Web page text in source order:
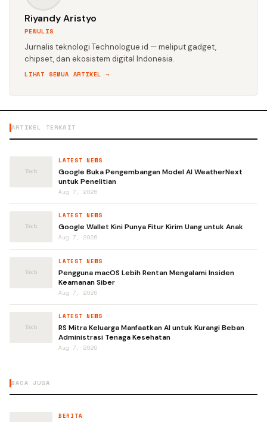
Riyandy Aristyo
PENULIS
Jurnalis teknologi Technologue.id — meliput gadget,
chipset, dan ekosistem digital Indonesia.
LIHAT SEMUA ARTIKEL →
ARTIKEL TERKAIT
LATEST NEWS
Google Buka Pengembangan Model AI WeatherNext
untuk Penelitian
Aug 7, 2026
LATEST NEWS
Google Wallet Kini Punya Fitur Kirim Uang untuk Anak
Aug 7, 2026
LATEST NEWS
Pengguna macOS Lebih Rentan Mengalami Insiden
Keamanan Siber
Aug 7, 2026
LATEST NEWS
RS Mitra Keluarga Manfaatkan AI untuk Kurangi Beban
Administrasi Tenaga Kesehatan
Aug 7, 2026
BACA JUGA
BERITA